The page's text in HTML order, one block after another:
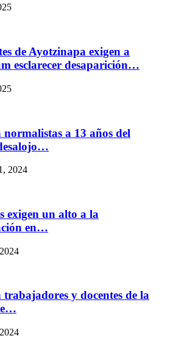
de Ayotzinapa exigen a
esclarecer desaparición…
normalistas a 13 años del
2024
exigen un alto a la
en…
trabajadores y docentes de la